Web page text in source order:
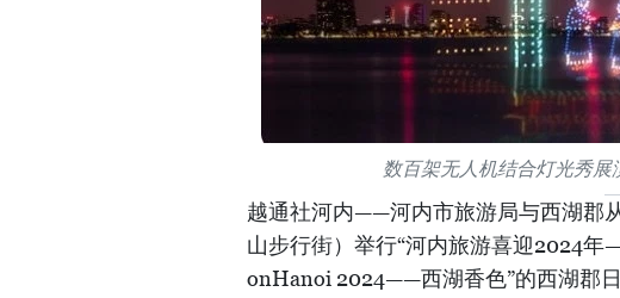
数百架无人机结合灯光秀
越通社河内——河内市旅游局与西湖郡
山步行街）举行“河内旅游喜迎2024年
onHanoi 2024——西湖香色”的西湖郡